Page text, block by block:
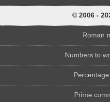
© 2006 -
Roman
Numbers to
Prime